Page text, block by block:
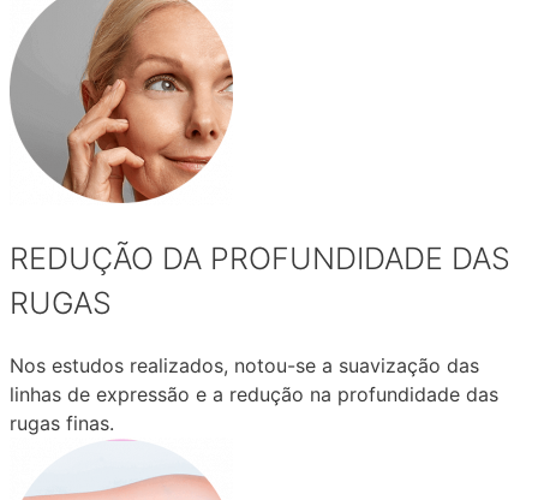
REDUÇÃO DA PROFUNDIDADE DAS
RUGAS
Nos estudos realizados, notou-se a suavização das
linhas de expressão e a redução na profundidade das
rugas finas.